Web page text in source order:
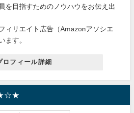
を目指すためのノウハウをお伝え出
ィリエイト広告（Amazonアソシエ
ます。
ロフィール詳細
★☆★